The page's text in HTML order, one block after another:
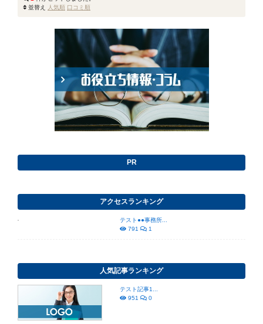
並替え
PR
アクセスランキング
テスト●●事務所...
791
1
人気記事ランキング
テスト記事1...
951
0